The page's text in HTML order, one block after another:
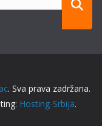
. Sva prava zadržana.
Hosting-Srbija.